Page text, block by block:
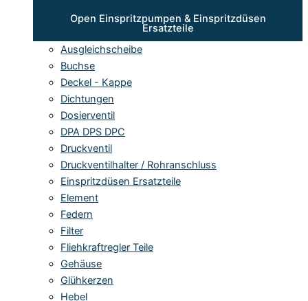
Open Einspritzpumpen & Einspritzdüsen
Ersatzteile
Ausgleichscheibe
Buchse
Deckel - Kappe
Dichtungen
Dosierventil
DPA DPS DPC
Druckventil
Druckventilhalter / Rohranschluss
Einspritzdüsen Ersatzteile
Element
Federn
Filter
Fliehkraftregler Teile
Gehäuse
Glühkerzen
Hebel